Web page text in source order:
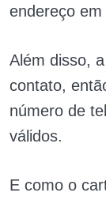
endereço
Além disso,
contato,
número de
válidos.
E como o